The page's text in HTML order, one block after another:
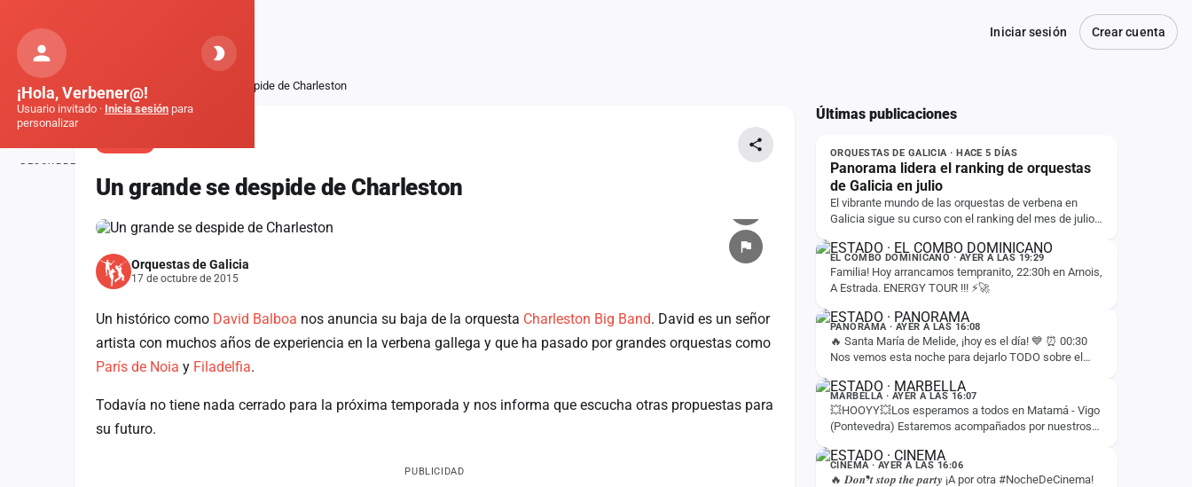
Iniciar sesión Crear cuenta
Inicio Noticias Un grande se despide de Charleston
Un grande se despide de Charleston
Orquestas de Galicia
17 de octubre de 2015
Un histórico como David Balboa nos anuncia su baja de la orquesta Charleston Big Band. David es un señor
artista con muchos años de experiencia en la verbena gallega y que ha pasado por grandes orquestas como
París de Noia y Filadelfia.
Todavía no tiene nada cerrado para la próxima temporada y nos informa que escucha otras propuestas para
su futuro.
PUBLICIDAD
Últimas publicaciones
NOTICIA
ORQUESTAS DE GALICIA · HACE 5 DÍAS
Panorama lidera el ranking de orquestas
de Galicia en julio
El vibrante mundo de las orquestas de verbena en
Galicia sigue su curso con el ranking del mes de julio,
ESTADO
EL COMBO DOMINICANO · AYER A LAS 19:29
Familia! Hoy arrancamos tempranito, 22:30h en Arnois,
A Estrada. ENERGY TOUR !!! ⚡️🚀
ESTADO
PANORAMA · AYER A LAS 16:08
🔥 Santa María de Melide, ¡hoy es el día! 💙 ⏰ 00:30
Nos vemos esta noche para dejarlo TODO sobre el
ESTADO
MARBELLA · AYER A LAS 16:07
💥HOOYY💥Los esperamos a todos en Matamá - Vigo
(Pontevedra) Estaremos acompañados por nuestros
llave 🗝…
ESTADO
CINEMA · AYER A LAS 16:06
🔥 𝑫𝒐𝒏❜𝒕 𝒔𝒕𝒐𝒑 𝒕𝒉𝒆 𝒑𝒂𝒓𝒕𝒚 ¡A por otra #NocheDeCinema!
¡Hola, Verbener@!
Usuario invitado · Inicia sesión para
personalizar
DESCUBRE
Formaciones
Mapa de fiestas
Componentes